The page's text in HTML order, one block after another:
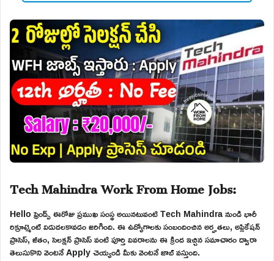
Tech Mahindra Work From Home Jobs:
Hello ఫ్రెండ్స్ ఈరోజు ప్రముఖ సంస్థ అయినటువంటి Tech Mahindra నుండి భారీ
రిక్రూట్మెంట్ విడుదలకావడం జరిగింది. ఈ ఉద్యోగాలకు సంబందించిన అర్హతలు, అప్లికేషన్
ప్రాసెస్, జీతం, సెలక్షన్ ప్రాసెస్ వంటి పూర్తి వివరాలను ఈ క్రింద ఇచ్చిన సమాచారం ద్వారా
తెలుసుకొని వెంటనే Apply చెయ్యండి మీకు వెంటనే జాబ్ వస్తుంది.